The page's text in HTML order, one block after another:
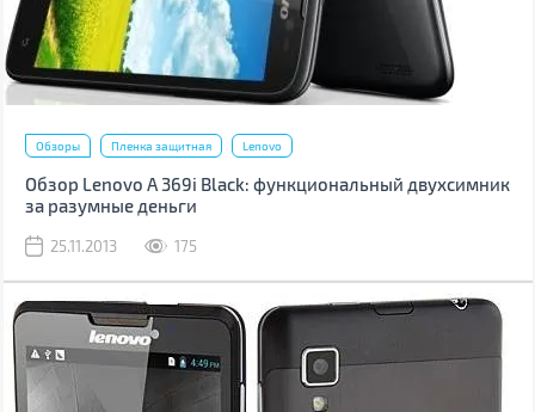
Обзоры Пленка защитная Lenovo
Обзор Lenovo A 369i Black: функциональный двухсимник
за разумные деньги
25.11.2013 175